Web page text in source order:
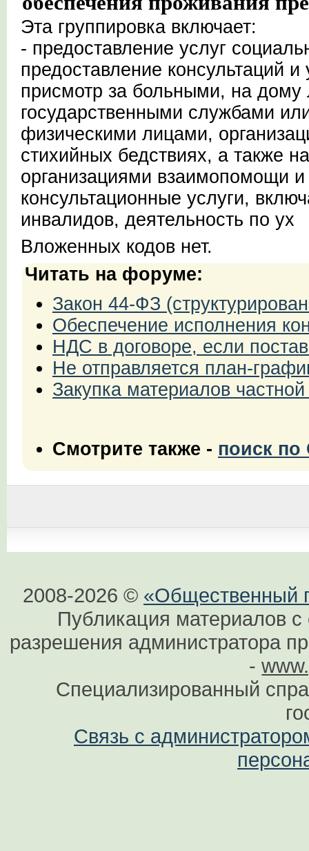
Эта группировка включает:
- предоставление услуг
предоставление консультаций
присмотр за больными, на
государственными службами
физическими лицами,
стихийных бедствиях, а также
организациями взаимопомощи
консультационные услуги,
инвалидов, деятельность по ух
Вложенных кодов нет.
Читать на форуме:
Закон 44-ФЗ
Обеспечение исполнения
НДС в договоре, если
Не отправляется план-
Закупка материалов
Смотрите также - поиск
2008-2026 © «Общественный
Публикация материалов
разрешения администратора
-
Специализированный
Связь с